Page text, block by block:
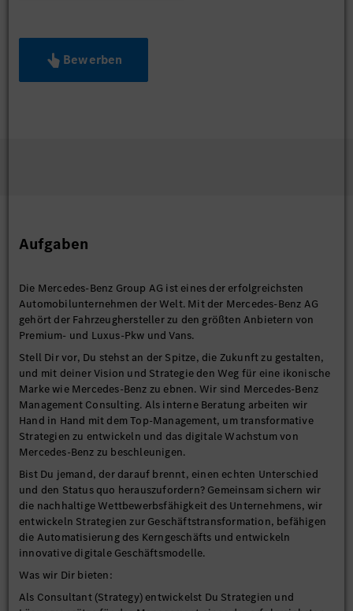
Bewerben
Aufgaben
Die Mercedes-Benz Group AG ist eines der erfolgreichsten
Automobilunternehmen der Welt. Mit der Mercedes-Benz AG
gehört der Fahrzeughersteller zu den größten Anbietern von
Premium- und Luxus-Pkw und Vans.
Stell Dir vor, Du stehst an der Spitze, die Zukunft zu gestalten,
und mit deiner Vision und Strategie den Weg für eine ikonische
Marke wie Mercedes-Benz zu ebnen. Wir sind Mercedes-Benz
Management Consulting. Als interne Beratung arbeiten wir
Hand in Hand mit dem Top-Management, um transformative
Strategien zu entwickeln und das digitale Wachstum von
Mercedes-Benz zu beschleunigen.
Bist Du jemand, der darauf brennt, einen echten Unterschied
und den Status quo herauszufordern? Gemeinsam sichern wir
die nachhaltige Wettbewerbsfähigkeit des Unternehmens, wir
entwickeln Strategien zur Geschäftstransformation, befähigen
die Automatisierung des Kerngeschäfts und entwickeln
innovative digitale Geschäftsmodelle.
Was wir Dir bieten:
Als Consultant (Strategy) entwickelst Du Strategien und